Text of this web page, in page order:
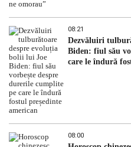
08:21
Dezvăluiri
Biden: fiul său
care le îndură
08:00